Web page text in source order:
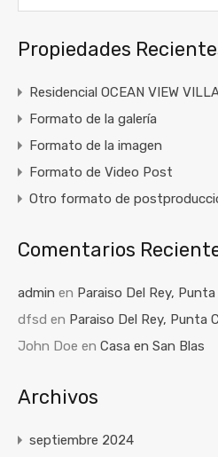
Propiedades
Residencial OCEAN VIEW
Formato de la galería
Formato de la imagen
Formato de Video Post
Otro formato de
Comentarios
admin en Paraiso Del Rey, Punta
dfsd en Paraiso Del Rey, Punta
John Doe en Casa en San Blas
Archivos
septiembre 2024